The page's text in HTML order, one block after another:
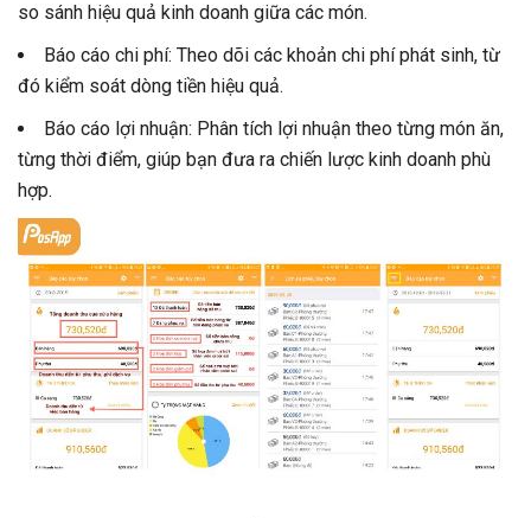
so sánh hiệu quả kinh doanh giữa các món.
Báo cáo chi phí: Theo dõi các khoản chi phí phát sinh, từ
đó kiểm soát dòng tiền hiệu quả.
Báo cáo lợi nhuận: Phân tích lợi nhuận theo từng món ăn,
từng thời điểm, giúp bạn đưa ra chiến lược kinh doanh phù
hợp.